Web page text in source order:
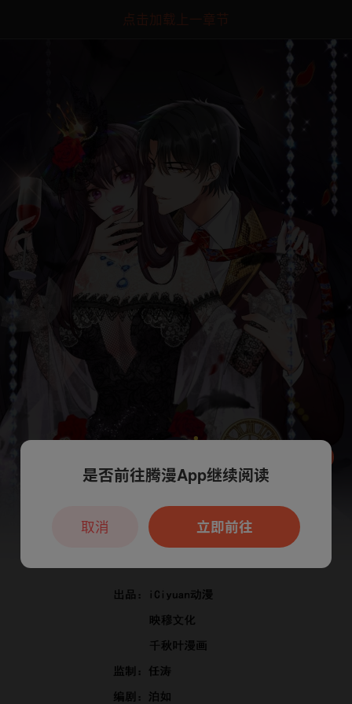
点击加载上一章节
本章节仅支持App阅读，可打开App新用
户7天免费看
是否前往腾漫App继续阅读
立即前往
取消